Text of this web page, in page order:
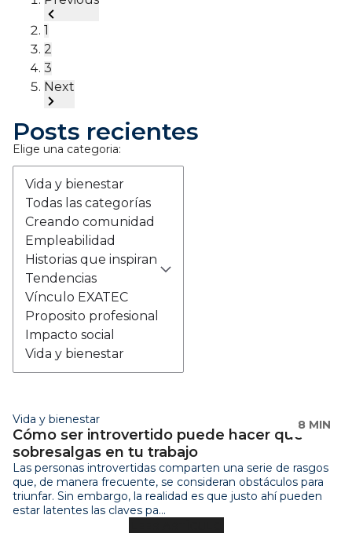
1
2
3
Next
Posts recientes
Elige una categoria:
Vida y bienestar
Todas las categorías
Creando comunidad
Empleabilidad
Historias que inspiran
Tendencias
Vínculo EXATEC
Proposito profesional
Impacto social
Vida y bienestar
8 MIN
Vida y bienestar
Cómo ser introvertido puede hacer que
sobresalgas en tu trabajo
Las personas introvertidas comparten una serie de rasgos
que, de manera frecuente, se consideran obstáculos para
triunfar. Sin embargo, la realidad es que justo ahí pueden
estar latentes las claves pa...